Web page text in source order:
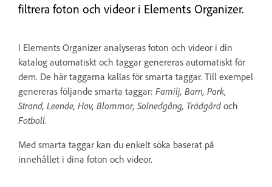
filtrera foton och videor i Elements Organizer.
I Elements Organizer analyseras foton och videor i din
katalog automatiskt och taggar genereras automatiskt för
dem. De här taggarna kallas för smarta taggar. Till exempel
genereras följande smarta taggar: Familj, Barn, Park,
Strand, Leende, Hav, Blommor, Solnedgång, Trädgård och
Fotboll.
Med smarta taggar kan du enkelt söka baserat på
innehållet i dina foton och videor.